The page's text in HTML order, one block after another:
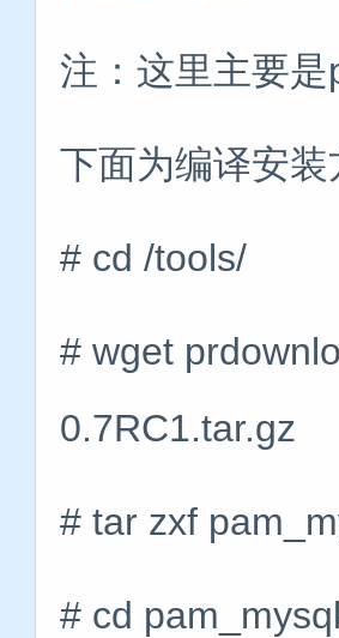
注：这里主要
下面为编译安装
# cd /tools/
# wget
0.7RC1.tar.gz
# tar zxf
# cd